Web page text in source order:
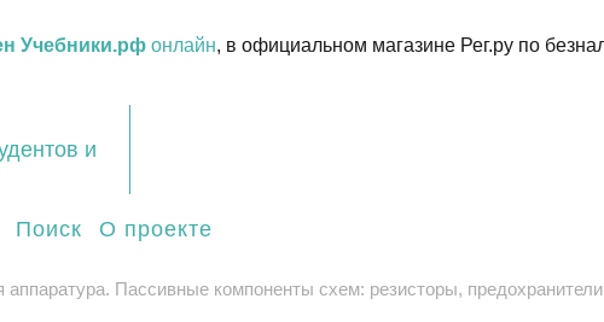
Учебники.рф онлайн, в официальном магазине Рег.ру по
и
Поиск О проекте
аппаратура. Пассивные компоненты схем: резисторы,